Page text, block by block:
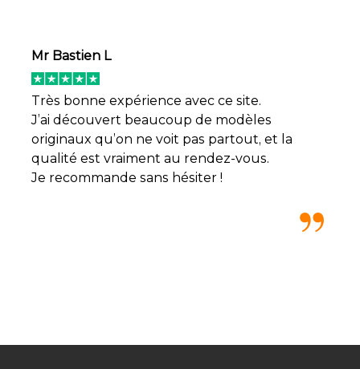
Mr Bastien L
Très bonne expérience avec ce site.
J’ai découvert beaucoup de modèles
originaux qu’on ne voit pas partout, et la
qualité est vraiment au rendez-vous.
Je recommande sans hésiter !